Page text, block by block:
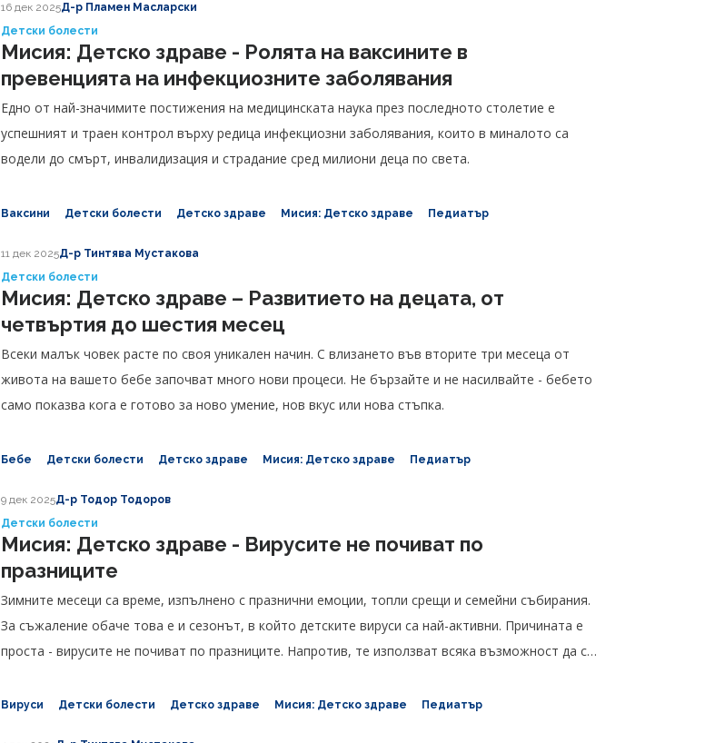
16 дек 2025Д-р Пламен Масларски
Детски болести
Мисия: Детско здраве - Ролята на ваксините в
превенцията на инфекциозните заболявания
Едно от най-значимите постижения на медицинската наука през последното столетие е
успешният и траен контрол върху редица инфекциозни заболявания, които в миналото са
водели до смърт, инвалидизация и страдание сред милиони деца по света.
Ваксини Детски болести Детско здраве Мисия: Детско здраве Педиатър
11 дек 2025Д-р Тинтява Мустакова
Детски болести
Мисия: Детско здраве – Развитието на децата, от
четвъртия до шестия месец
Всеки малък човек расте по своя уникален начин. С влизането във вторите три месеца от
живота на вашето бебе започват много нови процеси. Не бързайте и не насилвайте - бебето
само показва кога е готово за ново умение, нов вкус или нова стъпка.
Бебе Детски болести Детско здраве Мисия: Детско здраве Педиатър
9 дек 2025Д-р Тодор Тодоров
Детски болести
Мисия: Детско здраве - Вирусите не почиват по
празниците
Зимните месеци са време, изпълнено с празнични емоции, топли срещи и семейни събирания.
За съжаление обаче това е и сезонът, в който детските вируси са най-активни. Причината е
проста - вирусите не почиват по празниците. Напротив, те използват всяка възможност да се
Вируси Детски болести Детско здраве Мисия: Детско здраве Педиатър